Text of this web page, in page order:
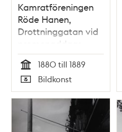
Kamratföreningen
Röde Hanen,
Drottninggatan vid
promenaddags
Tid
1880 till 1889
Typ
Bildkonst